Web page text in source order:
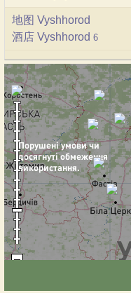
地图 Vyshhorod
酒店 Vyshhorod 6